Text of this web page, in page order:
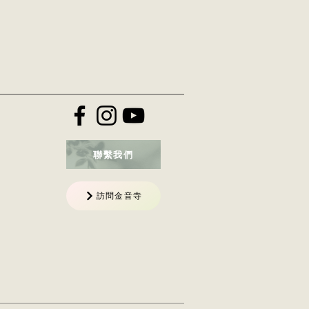
聯繫我們
訪問金音寺